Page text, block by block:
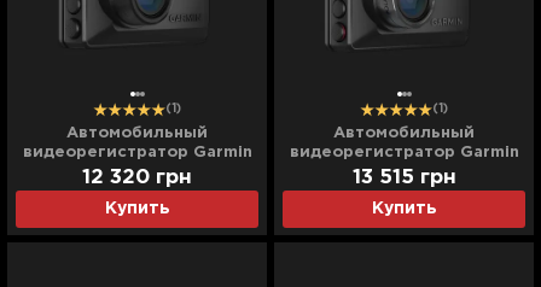
(1)
Автомобильный
видеорегистратор Garmin
Dash Cam X110 (010-02900-
10) (Global)
Купить
12 320 грн
(1)
Автомобильный
видеорегистратор Garmin
Dash Cam X210 (010-02859-
10) (Global)
Купить
13 515 грн